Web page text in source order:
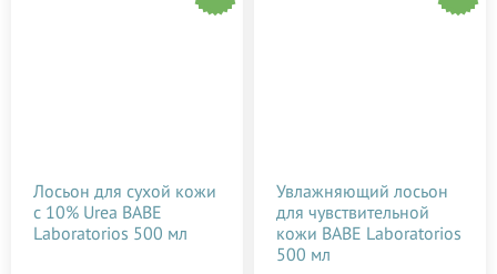
Лосьон для сухой кожи
с 10% Urea BABE
Laboratorios 500 мл
Увлажняющий лосьон
для чувствительной
кожи BABE Laboratorios
500 мл